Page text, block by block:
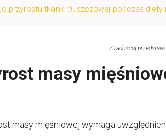
przyrostu tkanki tłuszczowej podczas diety
Z radością
masy
masy mięśniowej wymaga